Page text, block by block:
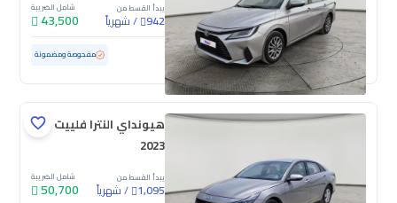
يبدأ القسط من
942
/شهرياً
شامل الضريبة
43,500
مستعملة 100,339 كم مفحوصة ومضمونة
هيونداي النترا فلييت
2023
يبدأ القسط من
1,095
/شهرياً
شامل الضريبة
50,700